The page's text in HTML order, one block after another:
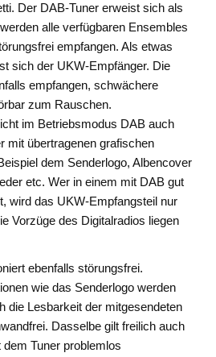
Der DAB-Tuner erweist sich als
alle verfügbaren Ensembles
empfangen. Als etwas
sich der UKW-Empfänger. Die
empfangen, schwächere
zum Rauschen.
im Betriebsmodus DAB auch
mit übertragenen grafischen
dem Senderlogo, Albencover
etc. Wer in einem mit DAB gut
wird das UKW-Empfangsteil nur
Vorzüge des Digitalradios liegen
ebenfalls störungsfrei.
wie das Senderlogo werden
die Lesbarkeit der mitgesendeten
Dasselbe gilt freilich auch
Tuner problemlos